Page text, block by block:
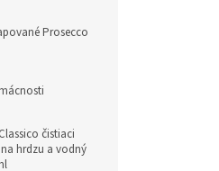
Prosecco
čistiaci
hrdzu a vodný